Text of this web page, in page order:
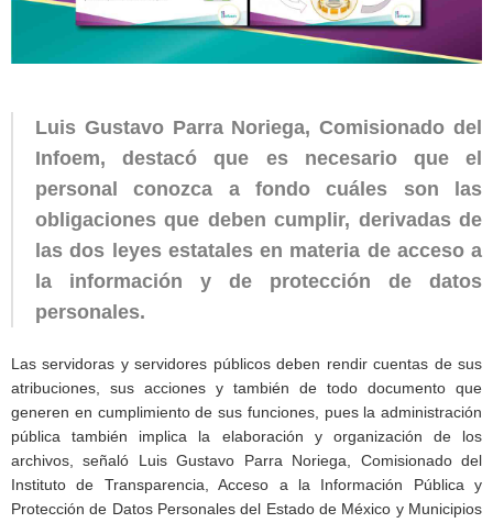
Luis Gustavo Parra Noriega, Comisionado del
Infoem, destacó que es necesario que el
personal conozca a fondo cuáles son las
obligaciones que deben cumplir, derivadas de
las dos leyes estatales en materia de acceso a
la información y de protección de datos
personales.
Las servidoras y servidores públicos deben rendir cuentas de sus
atribuciones, sus acciones y también de todo documento que
generen en cumplimiento de sus funciones, pues la administración
pública también implica la elaboración y organización de los
archivos, señaló Luis Gustavo Parra Noriega, Comisionado del
Instituto de Transparencia, Acceso a la Información Pública y
Protección de Datos Personales del Estado de México y Municipios